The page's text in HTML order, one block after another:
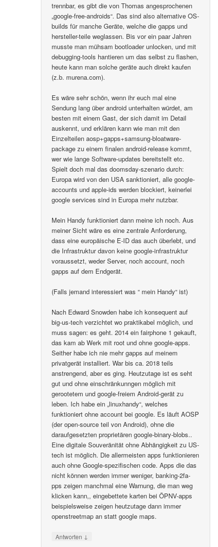
trennbar, es gibt die von Thomas angesprochenen
„google-free-androids“. Das sind also alternative OS-
builds für manche Geräte, welche die gapps und
hersteller-teile weglassen. Bis vor ein paar Jahren
musste man mühsam bootloader unlocken, und mit
debugging-tools hantieren um das selbst zu flashen,
heute kann man solche geräte auch direkt kaufen
(z.b. murena.com).
Es wäre sehr schön, wenn ihr euch mal eine
Sendung lang über android unterhalten würdet, am
besten mit einem Gast, der sich damit im Detail
auskennt, und erklären kann wie man mit den
Einzelteilen aosp+gapps+samsung-bloatware-
package zu einem finalen android-release kommt,
wer wie lange Software-updates bereitstellt etc.
Spielt doch mal das doomsday-szenario durch:
Europa wird von den USA sanktioniert, alle google-
accounts und apple-ids werden blockiert, keinerlei
google services sind in Europa mehr nutzbar.
Mein Handy funktioniert dann meine ich noch. Aus
meiner Sicht wäre es eine zentrale Anforderung,
dass eine europäische E-ID das auch überlebt, und
die Infrastruktur davon keine google-infrastruktur
voraussetzt, weder Server, noch account, noch
gapps auf dem Endgerät.
(Falls jemand interessiert was “ mein Handy“ ist)
Nach Edward Snowden habe ich konsequent auf
big-us-tech verzichtet wo praktikabel möglich, und
muss sagen: es geht. 2014 ein fairphone 1 gekauft,
das kam ab Werk mit root und ohne google-apps.
Seither habe ich nie mehr gapps auf meinem
privatgerät installiert. War bis ca. 2018 teils
anstrengend, aber es ging. Heutzutage ist es seht
gut und ohne einschränkunngen möglich mit
gerootetem und google-freiem Android-gerät zu
leben. Ich habe ein „linuxhandy“, welches
funktioniert ohne account bei google. Es läuft AOSP
(der open-source teil von Android), ohne die
daraufgesetzten proprietären google-binary-blobs..
Eine digitale Souveränität ohne Abhängigkeit zu US-
tech ist möglich. Die allermeisten apps funktionieren
auch ohne Google-spezifischen code. Apps die das
nicht können werden immer weniger, banking-2fa-
pps zeigen manchmal eine Warnung, die man weg
klicken kann,, eingebettete karten bei ÖPNV-apps
beispielsweise zeigen heutzutage dann immer
openstreetmap an statt google maps.
Antworten ↓